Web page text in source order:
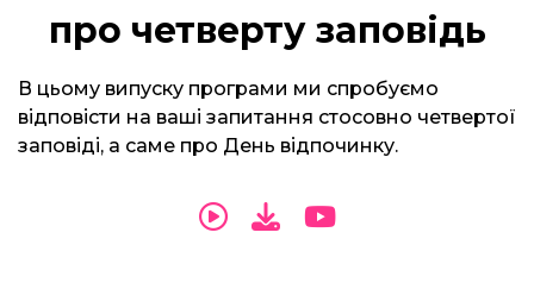
про четверту заповідь
В цьому випуску програми ми спробуємо
відповісти на ваші запитання стосовно четвертої
заповіді, а саме про День відпочинку.